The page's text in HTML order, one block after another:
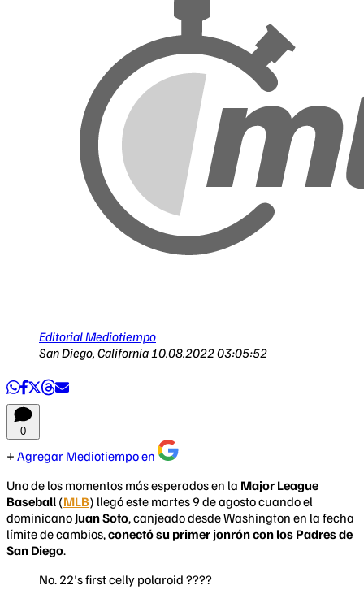
Editorial Mediotiempo
San Diego, California 10.08.2022 03:05:52
0
Agregar Mediotiempo en
Uno de los momentos más esperados en la Major League
Baseball (MLB) llegó este martes 9 de agosto cuando el
dominicano Juan Soto, canjeado desde Washington en la fecha
límite de cambios,conectó su primer jonrón con los Padres de
San Diego.
No. 22's first celly polaroid ????